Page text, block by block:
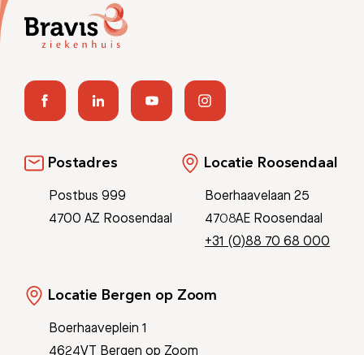
Postadres
Postbus 999
4700 AZ Roosendaal
Locatie Roosendaal
Boerhaavelaan 25
4708AE Roosendaal
+31 (0)88 70 68 000
Locatie Bergen op Zoom
Boerhaaveplein 1
4624VT Bergen op Zoom